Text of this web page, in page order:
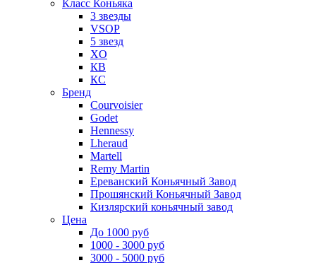
Класс Коньяка
3 звезды
VSOP
5 звезд
XO
КВ
КС
Бренд
Courvoisier
Godet
Hennessy
Lheraud
Martell
Remy Martin
Ереванский Коньячный Завод
Прошянский Коньячный Завод
Кизлярский коньячный завод
Цена
До 1000 руб
1000 - 3000 руб
3000 - 5000 руб